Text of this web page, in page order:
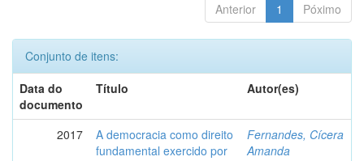
Anterior 1 Póximo
Conjunto de itens:
Data do
documento
Título Autor(es)
2017
A democracia como direito
fundamental exercido por
Fernandes, Cícera
Amanda